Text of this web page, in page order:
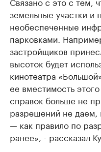
земельные участки и
необеспеченные
парковками.
застройщиков
высоток будет
кинотеатра
ее вместимость
справок больше не
разрешений не даем,
— как правило по
ранее», - рассказал